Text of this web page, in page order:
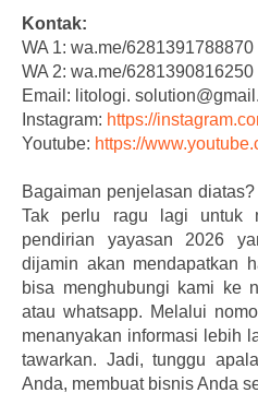
Kontak:
WA 1: wa.me/6281391788870
WA 2: wa.me/6281390816250
Email: litologi.
Instagram: https://
Youtube: https://
Bagaiman penjelasan
Tak perlu ragu lagi untuk
pendirian yayasan 2026
dijamin akan mendapatkan
bisa menghubungi kami ke
atau whatsapp. Melalui
menanyakan informasi lebih
tawarkan. Jadi, tunggu
Anda, membuat bisnis Anda